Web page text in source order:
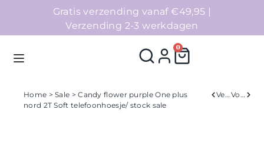
Gratis verzending vanaf €49,95 |
Verzending 2-3 werkdagen
0
Home >Sale > Candy flower purple One plus
nord 2T Soft telefoonhoesje/ stock sale
Verleden Volgend